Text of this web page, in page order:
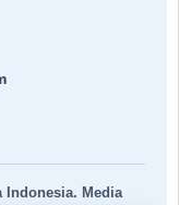
Media